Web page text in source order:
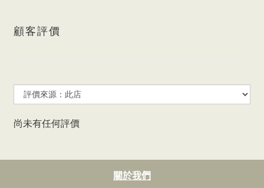
顧客評價
尚未有任何評價
關於我們